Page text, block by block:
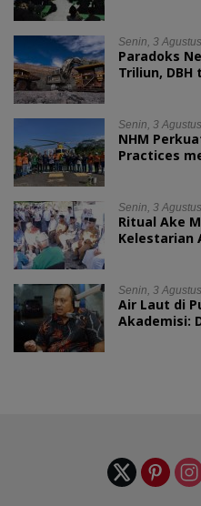
Senin, 3
Paradoks
Triliun, DBH
Senin, 3
NHM
Practices
Senin, 3
Ritual Ake
Kelestarian
Senin, 3
Air Laut di
Akademisi: